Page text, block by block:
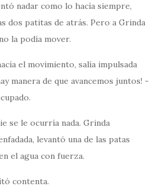
nadar como lo hacía siempre,
dos patitas de atrás. Pero a Grinda
la podía mover.
el movimiento, salía impulsada
manera de que avancemos juntos! -
se le ocurría nada. Grinda
levantó una de las patas
el agua con fuerza.
contenta.